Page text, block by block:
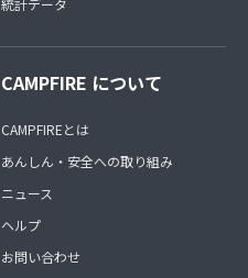
統計データ
CAMPFIRE について
CAMPFIREとは
あんしん・安全への取り組み
ニュース
ヘルプ
お問い合わせ